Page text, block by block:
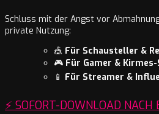
Schluss mit der Angst vor
private Nutzung:
🎪 Für Schausteller &
🎮 Für Gamer &
📱 Für Streamer &
⚡ SOFORT-DOWNLOAD NACH